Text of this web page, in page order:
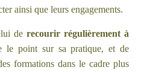
ainsi que leurs engagements.
de recourir régulièrement à
point sur sa pratique, et de
formations dans le cadre plus